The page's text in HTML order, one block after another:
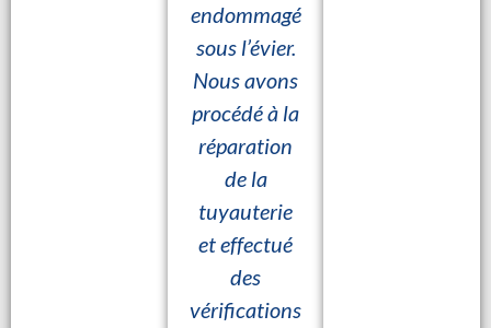
endommagé
sous l’évier.
Nous avons
procédé à la
réparation
de la
tuyauterie
et effectué
des
vérifications